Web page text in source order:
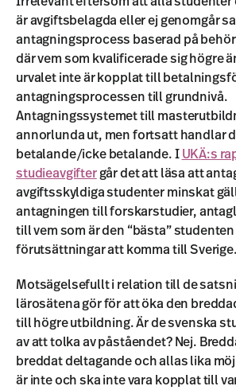
är avgiftsbelagda eller ej genomgår
antagningsprocess baserad på
där vem som kvalificerade sig högre
urvalet inte är kopplat till
antagningsprocessen till grundnivå.
Antagningssystemet till
annorlunda ut, men fortsatt handlar
betalande/icke betalande. I UKÄ:s
studieavgiftergår det att läsa att
avgiftsskyldiga studenter minskat
antagningen till forskarstudier,
till vem som är den “bästa”
förutsättningar att komma till Sverige.
Motsägelsefullt i relation till de
lärosätena gör för att öka den
till högre utbildning. Är de svenska
av att tolka av påståendet? Nej.
breddat deltagande och allas lika
är inte och ska inte vara kopplat till